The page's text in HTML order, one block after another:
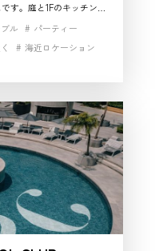
す。庭と1Fのキッチン・
ムパーティー、ペット同
。長生郡一宮町で海辺の
スタイル系の撮影スタジ
ル
パーティー
海近ロケーション